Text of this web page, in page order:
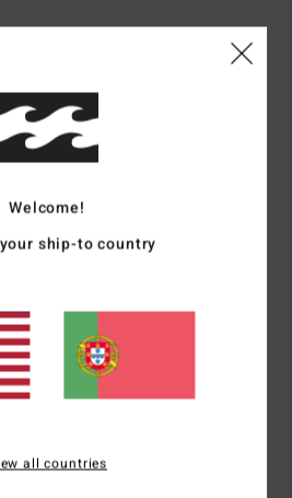
preço: 2 Tamanho: Pequeno
3/5
a relação qualidade-preço é razoável.
5
Welcome!
ship-to country
all countries